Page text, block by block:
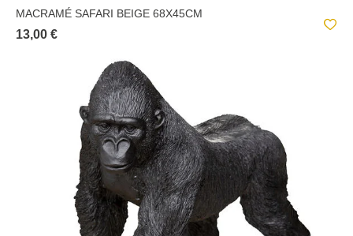
MACRAMÉ SAFARI BEIGE 68X45CM
13,00 €